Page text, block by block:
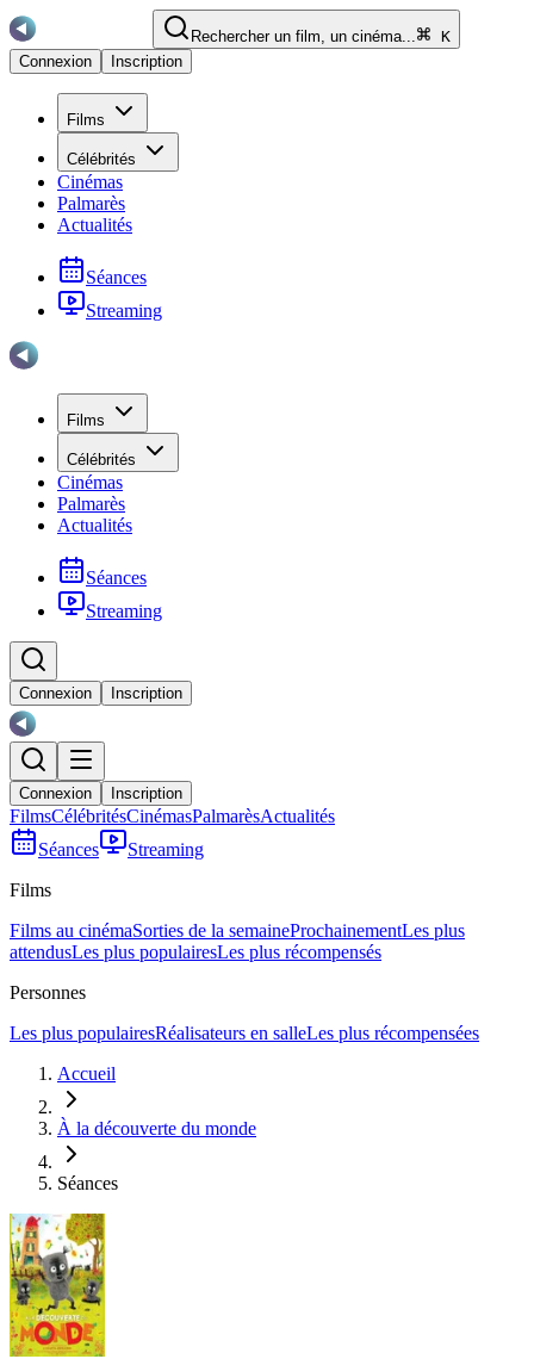
Rechercher un film, un cinéma...
K
Connexion
Inscription
Films
Célébrités
Cinémas
Palmarès
Actualités
Séances
Streaming
Films
Célébrités
Cinémas
Palmarès
Actualités
Séances
Streaming
Connexion Inscription
Connexion Inscription
FilmsCélébritésCinémasPalmarèsActualités
Séances
Streaming
Films
Films au cinémaSorties de la semaineProchainementLes plus
attendusLes plus populairesLes plus récompensés
Personnes
Les plus populairesRéalisateurs en salleLes plus récompensées
Accueil
À la découverte du monde
Séances